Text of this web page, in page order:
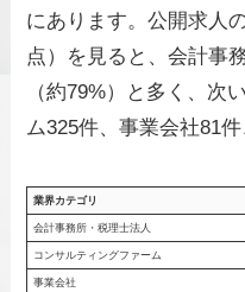
にあります。公開求人
点）を見ると、会計事
（約79%）と多く、次
ム325件、事業会社81
業界カテゴリ
会計事務所・税理士法人
コンサルティングファーム
事業会社